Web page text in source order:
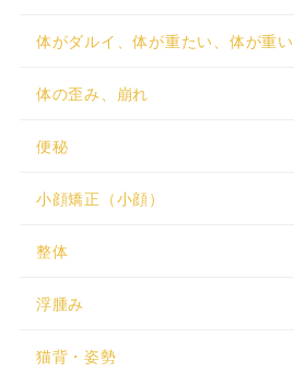
体がダルイ、体が重たい、体が重い
体の歪み、崩れ
便秘
小顔矯正（小顔）
整体
浮腫み
猫背・姿勢